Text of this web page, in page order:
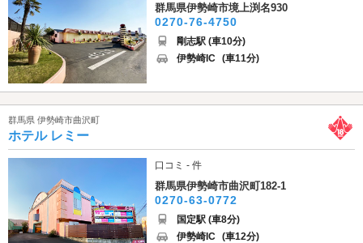
群馬県伊勢崎市境上渕名930
0270-76-4750
剛志駅 (車10分)
伊勢崎IC (車11分)
群馬県 伊勢崎市曲沢町
ホテル レミー
口コミ - 件
群馬県伊勢崎市曲沢町182-1
0270-63-0772
国定駅 (車8分)
伊勢崎IC (車12分)